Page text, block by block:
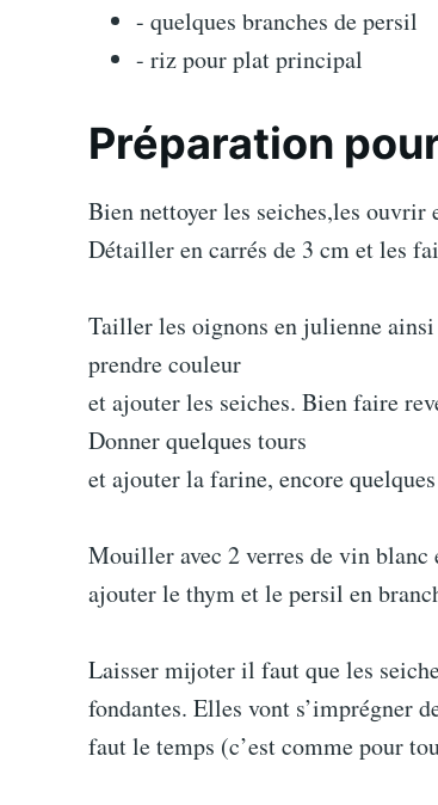
- quelques branches de persil
- riz pour plat principal
Préparation
Bien nettoyer les seiches,les ouvrir
Détailler en carrés de 3 cm et les
Tailler les oignons en julienne
prendre couleur
et ajouter les seiches. Bien faire
Donner quelques tours
et ajouter la farine, encore
Mouiller avec 2 verres de vin blanc
ajouter le thym et le persil en
Laisser mijoter il faut que les
fondantes. Elles vont s’imprégner
faut le temps (c’est comme pour